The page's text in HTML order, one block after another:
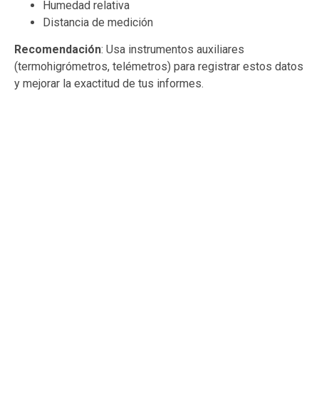
Humedad relativa
Distancia de medición
Recomendación: Usa instrumentos auxiliares
(termohigrómetros, telémetros) para registrar estos datos
y mejorar la exactitud de tus informes.